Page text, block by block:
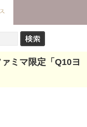
ミマ限定「Q10ヨ